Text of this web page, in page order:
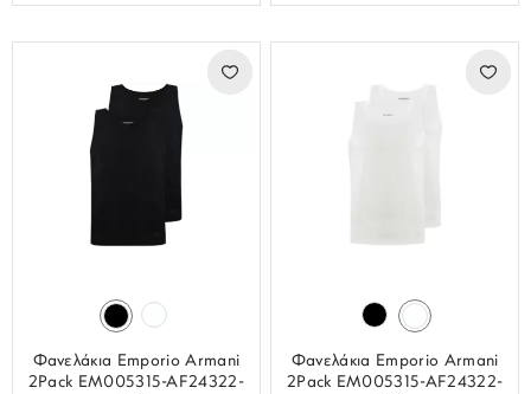
Φανελάκια Emporio Armani
2Pack EM005315-AF24322-
Φανελάκια Emporio Armani
2Pack EM005315-AF24322-